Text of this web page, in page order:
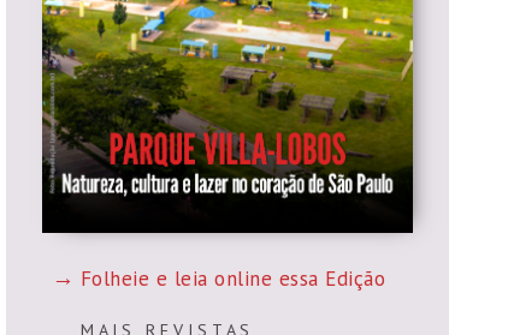
Folheie e leia online essa Edição
M A I S R E V I S T A S